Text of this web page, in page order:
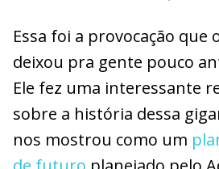
Essa foi a provocação que
deixou pra gente pouco
Ele fez uma interessante
sobre a história dessa
nos mostrou como um